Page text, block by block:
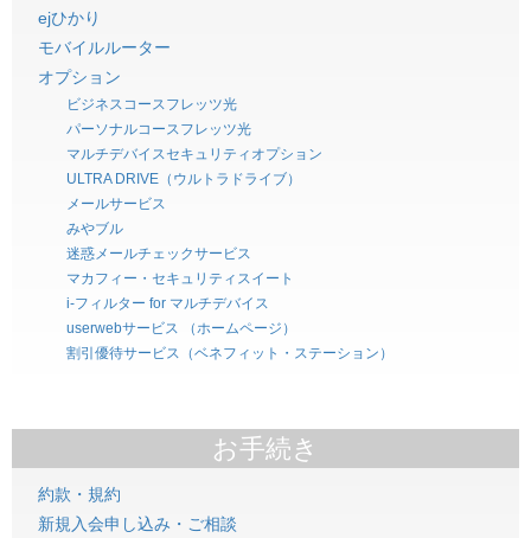
ejひかり
モバイルルーター
オプション
ビジネスコースフレッツ光
パーソナルコースフレッツ光
マルチデバイスセキュリティオプション
ULTRA DRIVE（ウルトラドライブ）
メールサービス
みやブル
迷惑メールチェックサービス
マカフィー・セキュリティスイート
i-フィルター for マルチデバイス
userwebサービス （ホームページ）
割引優待サービス（ベネフィット・ステーション）
お手続き
約款・規約
新規入会申し込み・ご相談